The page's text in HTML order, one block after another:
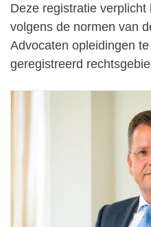
Deze registratie
volgens de normen van
Advocaten opleidingen
geregistreerd